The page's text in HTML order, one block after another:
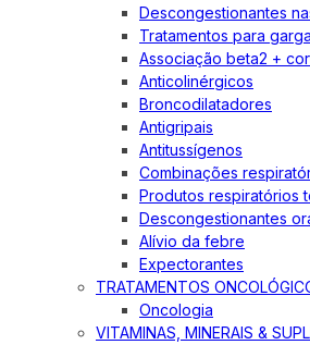
Descongestionantes
Tratamentos para
Associação beta2 +
Anticolinérgicos
Broncodilatadores
Antigripais
Antitussígenos
Combinações
Produtos respiratórios
Descongestionantes
Alívio da febre
Expectorantes
TRATAMENTOS
Oncologia
VITAMINAS, MINERAIS &